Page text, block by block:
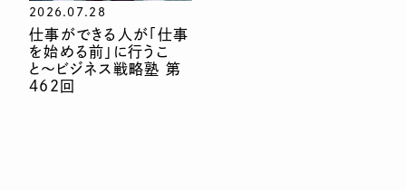
2026.07.28
仕事ができる人が「仕事
を始める前」に行うこ
と〜ビジネス戦略塾 第
462回